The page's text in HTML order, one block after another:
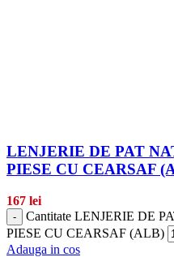
LENJERIE DE PAT
PIESE CU CEARSAF
167 lei
-
Cantitate LENJERIE DE
PIESE CU CEARSAF (ALB)
Adauga in cos